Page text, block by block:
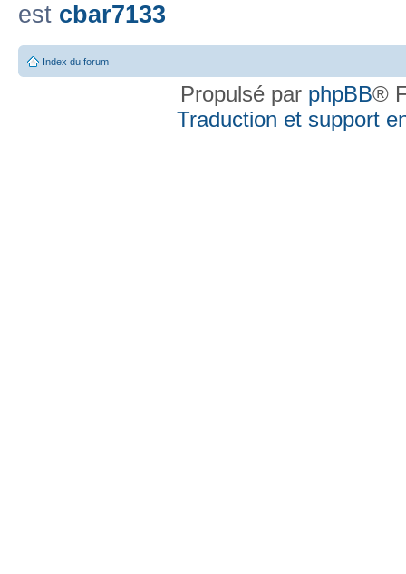
est cbar7133
Index du forum
Propulsé par phpBB®
Traduction et support